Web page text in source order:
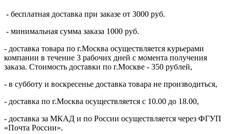
- бесплатная доставка при заказе от 3000 руб.
- минимальная сумма заказа 1000 руб.
- доставка товара по г.Москва осуществляется курьерами
компании в течение 3 рабочих дней с момента получения
заказа. Стоимость доставки по г.Москве - 350 рублей,
- в субботу и воскресенье доставка товара не производиться,
- доставка по г.Москва осуществляется с 10.00 до 18.00,
- доставка за МКАД и по России осуществляется через ФГУП
«Почта России».